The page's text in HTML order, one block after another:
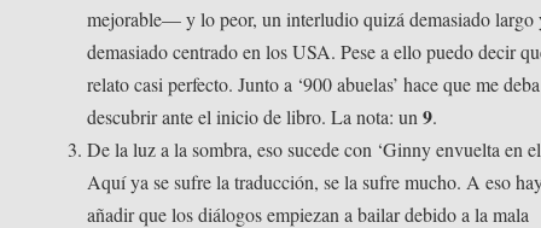
mejorable— y lo peor, un interludio quizá demasiado largo
demasiado centrado en los USA. Pese a ello puedo decir
relato casi perfecto. Junto a ‘900 abuelas’ hace que me deba
descubrir ante el inicio de libro. La nota: un9.
De la luz a la sombra, eso sucede con ‘Ginny envuelta en
Aquí ya se sufre la traducción, se la sufre mucho. A eso
añadir que los diálogos empiezan a bailar debido a la mala